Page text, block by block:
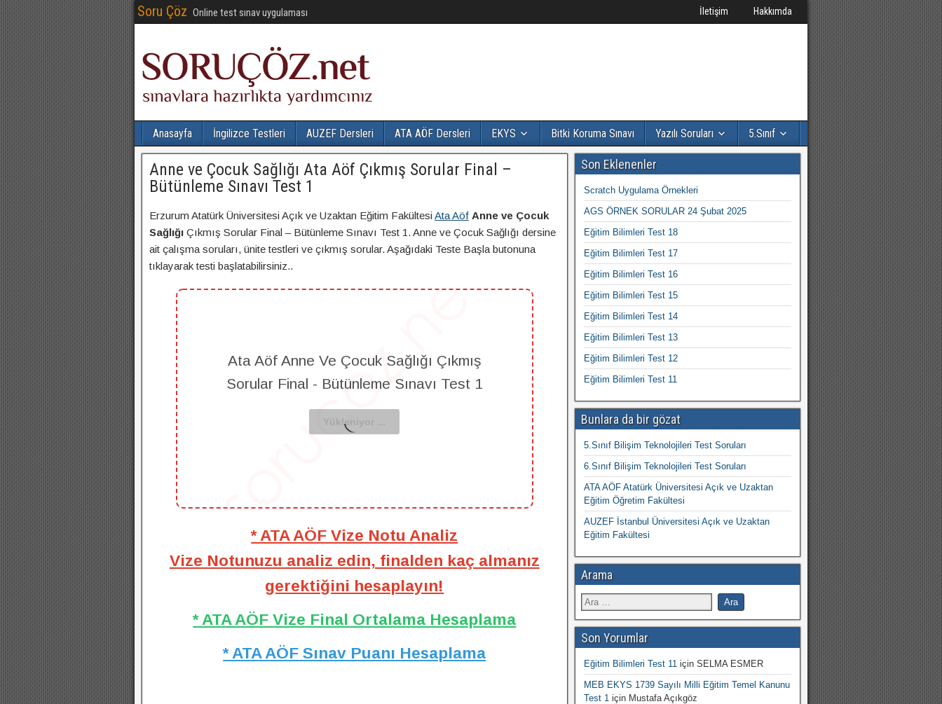
Soru Çöz Online test sınav uygulaması İletişim Hakkımda
Anasayfa İngilizce Testleri AUZEF Dersleri ATA AÖF Dersleri EKYS Bitki Koruma Sınavı Yazılı Soruları 5.Sınıf
Anne ve Çocuk Sağlığı Ata Aöf Çıkmış Sorular Final –
Bütünleme Sınavı Test 1
Erzurum Atatürk Üniversitesi Açık ve Uzaktan Eğitim Fakültesi Ata Aöf Anne ve Çocuk
Sağlığı Çıkmış Sorular Final – Bütünleme Sınavı Test 1. Anne ve Çocuk Sağlığı dersine
ait çalışma soruları, ünite testleri ve çıkmış sorular. Aşağıdaki Teste Başla butonuna
tıklayarak testi başlatabilirsiniz..
Ata Aöf Anne Ve Çocuk Sağlığı Çıkmış
Sorular Final - Bütünleme Sınavı Test 1
* ATA AÖF Vize Notu Analiz
Vize Notunuzu analiz edin, finalden kaç almanız
gerektiğini hesaplayın!
* ATA AÖF Vize Final Ortalama Hesaplama
* ATA AÖF Sınav Puanı Hesaplama
Son Eklenenler
Scratch Uygulama Örnekleri
AGS ÖRNEK SORULAR 24 Şubat 2025
Eğitim Bilimleri Test 18
Eğitim Bilimleri Test 17
Eğitim Bilimleri Test 16
Eğitim Bilimleri Test 15
Eğitim Bilimleri Test 14
Eğitim Bilimleri Test 13
Eğitim Bilimleri Test 12
Eğitim Bilimleri Test 11
Bunlara da bir gözat
5.Sınıf Bilişim Teknolojileri Test Soruları
6.Sınıf Bilişim Teknolojileri Test Soruları
ATA AÖF Atatürk Üniversitesi Açık ve Uzaktan
Eğitim Öğretim Fakültesi
AUZEF İstanbul Üniversitesi Açık ve Uzaktan
Eğitim Fakültesi
Arama
Son Yorumlar
Eğitim Bilimleri Test 11için SELMA ESMER
MEB EKYS 1739 Sayılı Milli Eğitim Temel Kanunu
Test 1için Mustafa Açıkgöz